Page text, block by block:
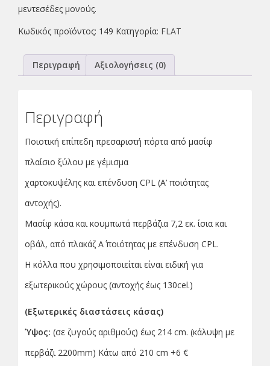
μεντεσέδες μονούς.
Κωδικός προϊόντος: 149 Κατηγορία: FLAT
Περιγραφή Αξιολογήσεις (0)
Περιγραφή
Ποιοτική επίπεδη πρεσαριστή πόρτα από μασίφ
πλαίσιο ξύλου με γέμισμα
χαρτοκυψέλης και επένδυση CPL (Α’ ποιότητας
αντοχής).
Μασίφ κάσα και κουμπωτά περβάζια 7,2 εκ. ίσια και
οβάλ, από πλακάζ Α΄ ποιότητας με επένδυση CPL.
Η κόλλα που χρησιμοποιείται είναι ειδική για
εξωτερικούς χώρους (αντοχής έως 130cel.)
(Εξωτερικές διαστάσεις κάσας)
Ύψος: (σε ζυγούς αριθμούς) έως 214 cm. (κάλυψη με
περβάζι 2200mm) Κάτω από 210 cm +6 €